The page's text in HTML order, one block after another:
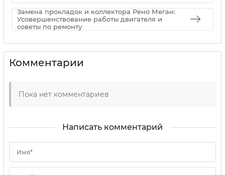
Замена прокладок и коллектора Рено Меган:
Усовершенствование работы двигателя и
советы по ремонту
Комментарии
Пока нет комментариев
Написать комментарий
Имя*